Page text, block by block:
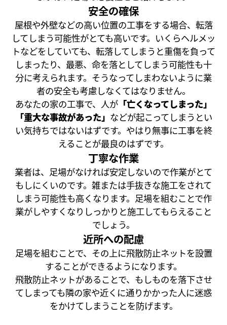
安全の確保
屋根や外壁などの高い位置の工事をする場合、転落
してしまう可能性がとても高いです。いくらヘルメッ
トなどをしていても、転落してしまうと重傷を負って
しまったり、最悪、命を落としてしまう可能性も十
分に考えられます。そうなってしまわないように業
者の安全も考慮しなくてはなりません。
あなたの家の工事で、人が 「亡くなってしまった」
「重大な事故があった」 などが起こってしまうとい
い気持ちではないはずです。やはり無事に工事を終
えることが最良のはずです。
丁寧な作業
業者は、足場がなければ安定しないので作業がとて
もしにくいのです。雑または手抜きな施工をされて
しまう可能性も高くなります。足場を組むことで作
業がしやすくなりしっかりと施工してもらえること
でしょう。
近所への配慮
足場を組むことで、その上に飛散防止ネットを設置
することができるようになります。
飛散防止ネットがあることで、もしものを落下させ
てしまっても隣の家や近くに通りかかった人に迷惑
をかけてしまうことを防げます。